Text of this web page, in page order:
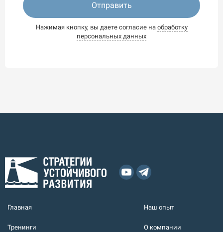
Отправить
Нажимая кнопку, вы даете согласие на обработку
персональных данных
Главная
Тренинги
Наш опыт
О компании